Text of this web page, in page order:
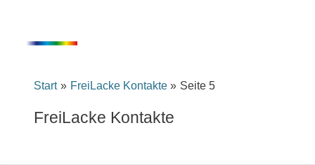
springen
Start FreiLacke Kontakte Seite 5
FreiLacke Kontakte